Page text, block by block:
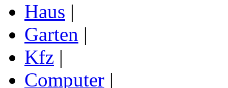
Haus |
Garten |
Kfz |
Computer |